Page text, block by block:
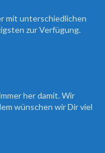
mit unterschiedlichen
zur Verfügung.
her damit. Wir
wünschen wir Dir viel